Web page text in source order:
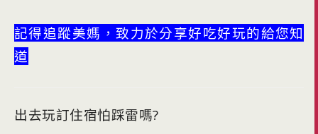
記得追蹤美媽，致力於分享好吃好玩的給您知
道
出去玩訂住宿怕踩雷嗎?